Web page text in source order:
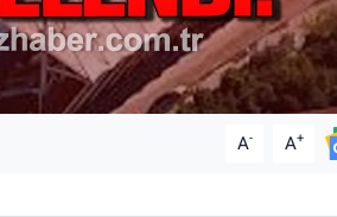
A- A+